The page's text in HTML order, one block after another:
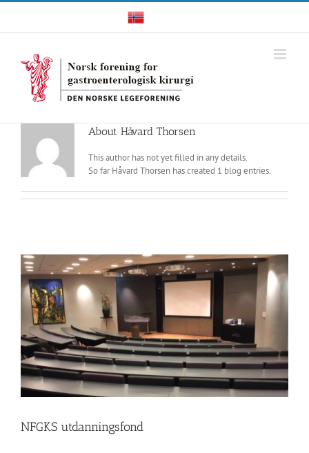
Skip
content
Norwegian
About Håvard Thorsen
This author has not yet filled in any details.
So far Håvard Thorsen has created 1 blog entries.
NFGKS utdanningsfond